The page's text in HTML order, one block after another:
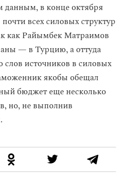
в конце октября
всех силовых структур
как Райымбек Матраимов
— в Турцию, а оттуда
слов источников в силовых
якобы обещал
бюджет еще несколько
но, не выполнив